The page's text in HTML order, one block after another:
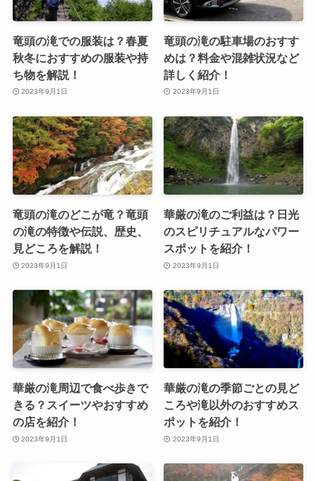
竜頭の滝での服装は？春夏
秋冬におすすめの服装や持
ち物を解説！
2023年9月1日
竜頭の滝の駐車場のおすす
めは？料金や混雑状況など
詳しく紹介！
2023年9月1日
竜頭の滝のどこが竜？竜頭
の滝の特徴や伝説、歴史、
見どころを解説！
2023年9月1日
華厳の滝のご利益は？日光
のスピリチュアルなパワー
スポットを紹介！
2023年9月1日
華厳の滝周辺で食べ歩きで
きる？スイーツやおすすめ
の店を紹介！
2023年9月1日
華厳の滝の季節ごとの見ど
ころや滝以外のおすすめス
ポットを紹介！
2023年9月1日